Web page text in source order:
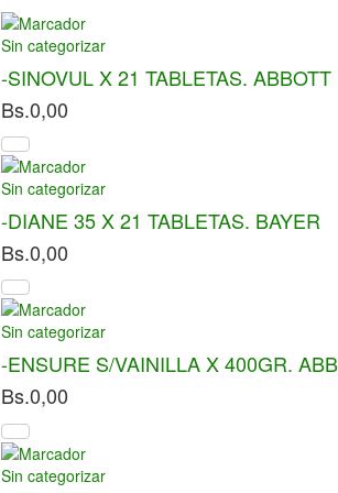
Sin categorizar
-SINOVUL X 21 TABLETAS. ABBOTT
Bs.0,00
Sin categorizar
-DIANE 35 X 21 TABLETAS. BAYER
Bs.0,00
Sin categorizar
-ENSURE S/VAINILLA X 400GR.
Bs.0,00
Sin categorizar